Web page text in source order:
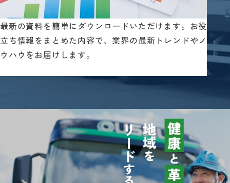
最新の資料を簡単にダウンロードいただけます。お役
立ち情報をまとめた内容で、業界の最新トレンドやノ
ウハウをお届けします。